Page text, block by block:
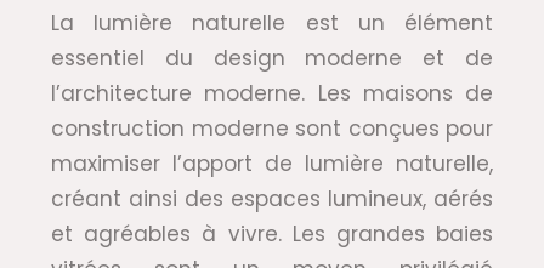
La lumière naturelle est un élément
essentiel du design moderne et de
l’architecture moderne. Les maisons de
construction moderne sont conçues pour
maximiser l’apport de lumière naturelle,
créant ainsi des espaces lumineux, aérés
et agréables à vivre. Les grandes baies